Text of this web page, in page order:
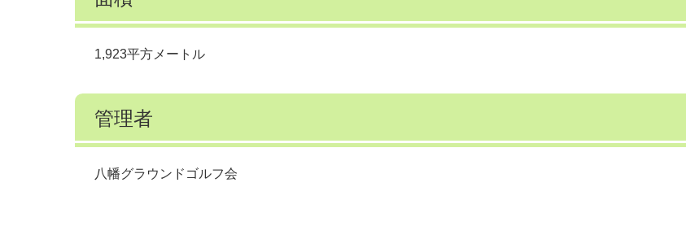
1,923平方メートル
管理者
八幡グラウンドゴルフ会